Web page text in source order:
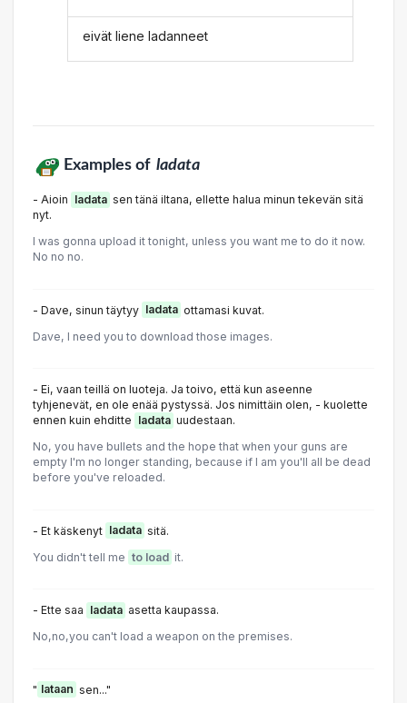
eivät liene ladanneet
Examples of ladata
- Aioin ladata sen tänä iltana, ellette halua minun tekevän sitä
nyt.
I was gonna upload it tonight, unless you want me to do it now.
No no no.
- Dave, sinun täytyy ladata ottamasi kuvat.
Dave, I need you to download those images.
- Ei, vaan teillä on luoteja. Ja toivo, että kun aseenne
tyhjenevät, en ole enää pystyssä. Jos nimittäin olen, - kuolette
ennen kuin ehditte ladata uudestaan.
No, you have bullets and the hope that when your guns are
empty I'm no longer standing, because if I am you'll all be dead
before you've reloaded.
- Et käskenyt ladata sitä.
You didn't tell me to load it.
- Ette saa ladata asetta kaupassa.
No,no,you can't load a weapon on the premises.
" lataan sen..."